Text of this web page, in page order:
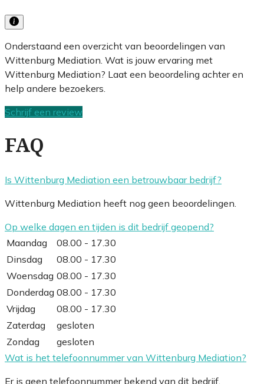
Onderstaand een overzicht van beoordelingen van
Wittenburg Mediation. Wat is jouw ervaring met
Wittenburg Mediation? Laat een beoordeling achter en
help andere bezoekers.
Schrijf een review
FAQ
Is Wittenburg Mediation een betrouwbaar bedrijf?
Wittenburg Mediation heeft nog geen beoordelingen.
Op welke dagen en tijden is dit bedrijf geopend?
Maandag
08.00 - 17.30
Dinsdag
08.00 - 17.30
Woensdag 08.00 - 17.30
Donderdag 08.00 - 17.30
Vrijdag
08.00 - 17.30
Zaterdag
gesloten
Zondag
gesloten
Wat is het telefoonnummer van Wittenburg Mediation?
Er is geen telefoonnummer bekend van dit bedrijf.